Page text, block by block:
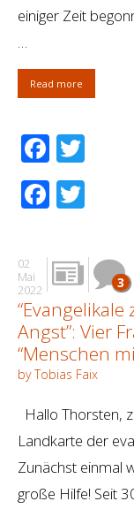
einiger Zeit
…
Read more
02
Mai
2022
3
Angst”: Vier
“Menschen
by Tobias Faix
Hallo Thorsten,
Landkarte der
Zunächst einmal
große Hilfe! Seit